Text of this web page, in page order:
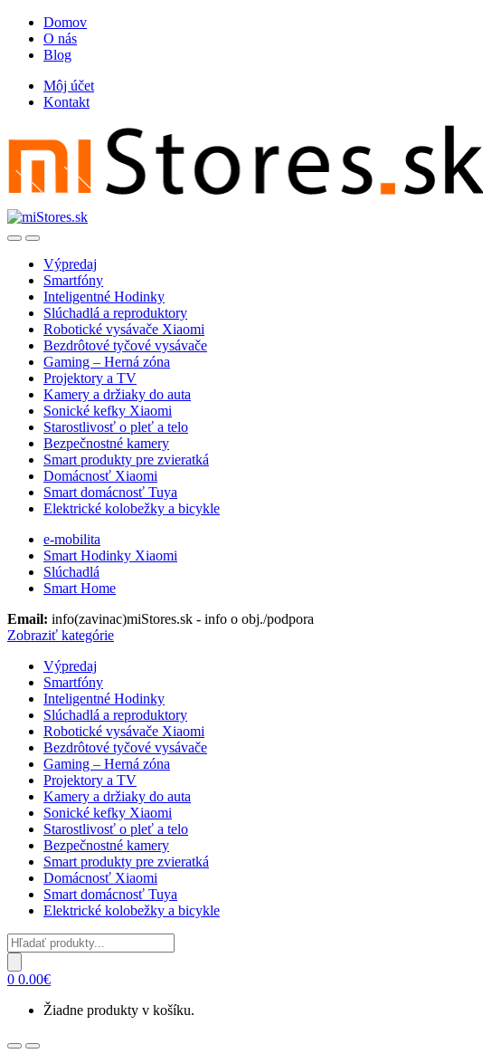
Skip
navigation
Skip
content
Domov
O nás
Blog
Môj účet
Kontakt
OpenClose
Výpredaj
Smartfóny
Inteligentné Hodinky
Slúchadlá a reproduktory
Robotické vysávače Xiaomi
Bezdrôtové tyčové vysávače
Gaming – Herná zóna
Projektory a TV
Kamery a držiaky do auta
Sonické kefky Xiaomi
Starostlivosť o pleť a telo
Bezpečnostné kamery
Smart produkty pre zvieratká
Domácnosť Xiaomi
Smart domácnosť Tuya
Elektrické kolobežky a bicykle
e-mobilita
Smart Hodinky Xiaomi
Slúchadlá
Smart Home
Email: info(zavinac)miStores.sk - info o obj./podpora
Zobraziť kategórie
Výpredaj
Smartfóny
Inteligentné Hodinky
Slúchadlá a reproduktory
Robotické vysávače Xiaomi
Bezdrôtové tyčové vysávače
Gaming – Herná zóna
Projektory a TV
Kamery a držiaky do auta
Sonické kefky Xiaomi
Starostlivosť o pleť a telo
Bezpečnostné kamery
Smart produkty pre zvieratká
Domácnosť Xiaomi
Smart domácnosť Tuya
Elektrické kolobežky a bicykle
Products
search
0 0.00€
Žiadne produkty v košíku.
OpenClose